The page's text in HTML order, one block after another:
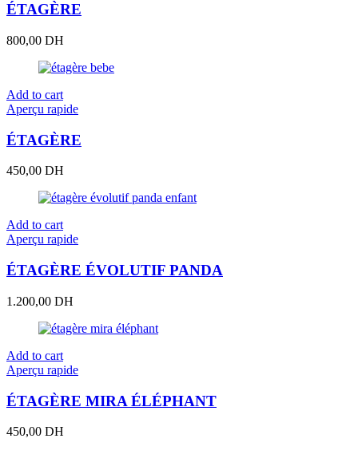
ÉTAGÈRE
800,00 DH
Add to cart
Aperçu rapide
ÉTAGÈRE
450,00 DH
Add to cart
Aperçu rapide
ÉTAGÈRE ÉVOLUTIF PANDA
1.200,00 DH
Add to cart
Aperçu rapide
ÉTAGÈRE MIRA ÉLÉPHANT
450,00 DH